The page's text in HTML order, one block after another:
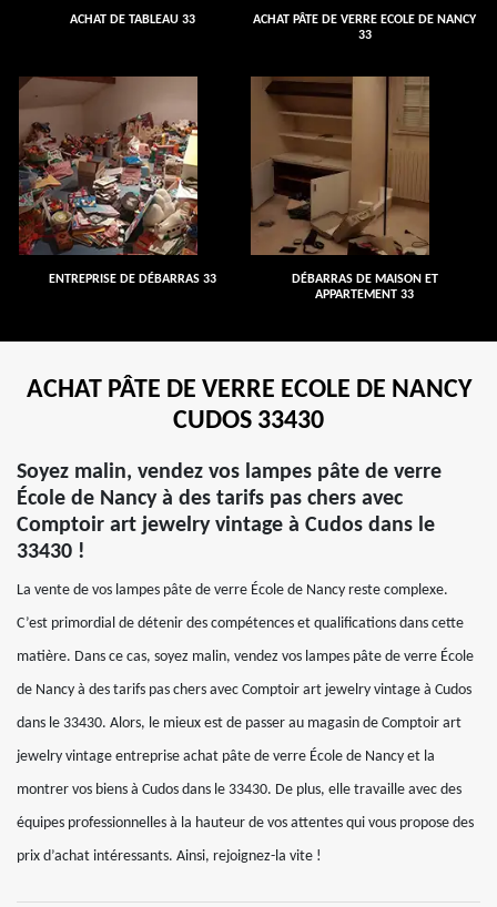
ACHAT DE TABLEAU 33
ACHAT PÂTE DE VERRE ECOLE DE NANCY
33
ENTREPRISE DE DÉBARRAS 33
DÉBARRAS DE MAISON ET
APPARTEMENT 33
ACHAT PÂTE DE VERRE ECOLE DE NANCY
CUDOS 33430
Soyez malin, vendez vos lampes pâte de verre
École de Nancy à des tarifs pas chers avec
Comptoir art jewelry vintage à Cudos dans le
33430 !
La vente de vos lampes pâte de verre École de Nancy reste complexe.
C’est primordial de détenir des compétences et qualifications dans cette
matière. Dans ce cas, soyez malin, vendez vos lampes pâte de verre École
de Nancy à des tarifs pas chers avec Comptoir art jewelry vintage à Cudos
dans le 33430. Alors, le mieux est de passer au magasin de Comptoir art
jewelry vintage entreprise achat pâte de verre École de Nancy et la
montrer vos biens à Cudos dans le 33430. De plus, elle travaille avec des
équipes professionnelles à la hauteur de vos attentes qui vous propose des
prix d’achat intéressants. Ainsi, rejoignez-la vite !